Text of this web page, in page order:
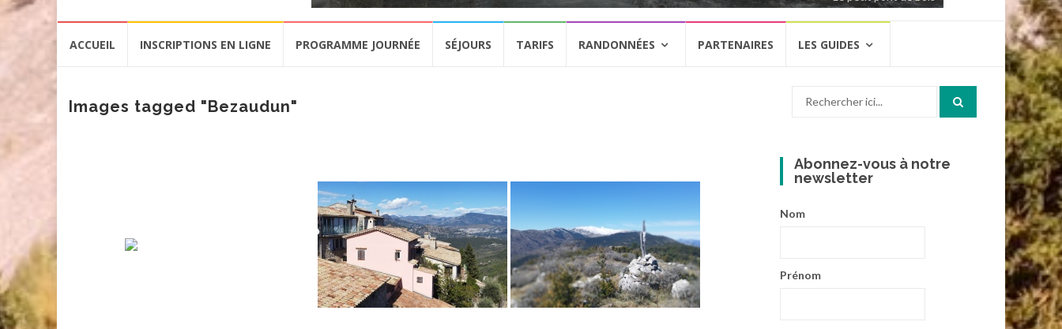
ACCUEIL INSCRIPTIONS EN LIGNE PROGRAMME JOURNÉE SÉJOURS TARIFS RANDONNÉES PARTENAIRES LES GUIDES
Images tagged "Bezaudun"
Abonnez-vous à notre
newsletter
Nom
Prénom